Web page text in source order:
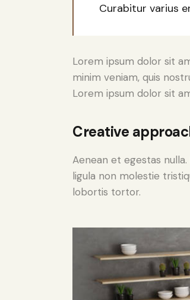
Curabitur varius
Lorem ipsum dolor sit
minim veniam, quis
Lorem ipsum dolor sit
Creative
Aenean et egestas
ligula non molestie
lobortis tortor.